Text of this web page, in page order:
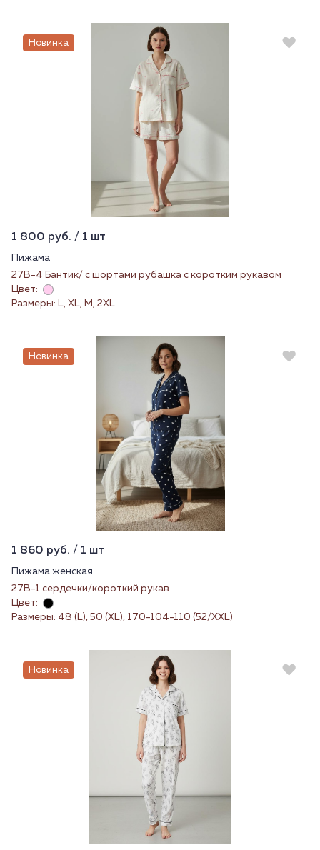
Новинка
1 800 руб. / 1 шт
Пижама
27В-4 Бантик/ с шортами рубашка с коротким рукавом
Цвет:
Размеры: L, XL, M, 2XL
Новинка
1 860 руб. / 1 шт
Пижама женская
27В-1 сердечки/короткий рукав
Цвет:
Размеры: 48 (L), 50 (XL), 170-104-110 (52/XXL)
Новинка